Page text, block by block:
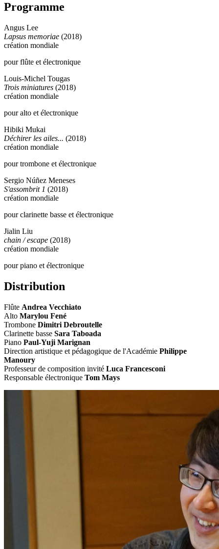
Programme
Angus Lee
Lapsus memoriae (2018)
création mondiale
pour flûte et électronique
Louis-Michel Tougas
Trois miniatures (2018)
création mondiale
pour alto et électronique
Hibiki Mukai
Déchirer les ailes... (2018)
création mondiale
pour trombone et électronique
Sergio Núñez Meneses
S'assombrit 1 (2018)
création mondiale
pour clarinette basse et électronique
Jialin Liu
chain / escape (2018)
création mondiale
pour piano et électronique
Distribution
Flûte Andrea Vecchiato
Alto Marylou Fené
Trombone Dimitri Debroutelle
Clarinette basse Sara Taboada
Piano Paul-Yuji Marignan
Direction artistique et pédagogique de l'Académie Philippe
Manoury
Professeur de composition invité Luca Francesconi
Responsable électronique Tom Mays